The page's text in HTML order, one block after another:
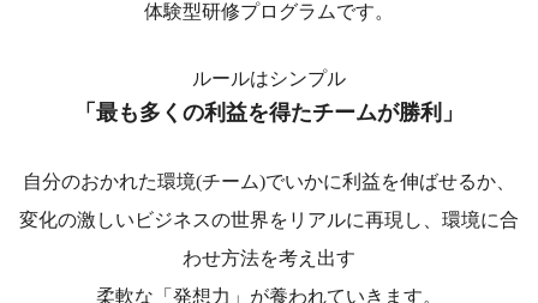
体験型研修プログラムです。
ルールはシンプル
「最も多くの利益を得たチームが勝利」
自分のおかれた環境(チーム)でいかに利益を伸ばせるか、
変化の激しいビジネスの世界をリアルに再現し、環境に合
わせ方法を考え出す
柔軟な「発想力」が養われていきます。